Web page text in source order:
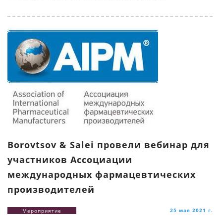
Borovtsov & Salei провели вебинар для
участников Ассоциации
международных фармацевтических
производителей
Мероприятие 25 мая 2021 г.